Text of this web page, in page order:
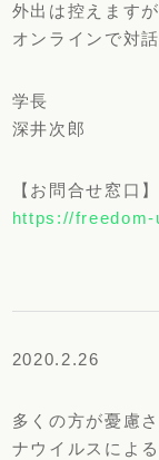
外出は控えます
オンラインで対
学長
深井次郎
【お問合せ窓口】
https://
2020.2.26
多くの方が憂慮
ナウイルスによ